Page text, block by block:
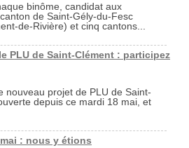
binôme, candidat aux
de Saint-Gély-du-Fesc
de-Rivière) et cinq cantons...
PLU de Saint-Clément : participez
nouveau projet de PLU de Saint-
depuis ce mardi 18 mai, et
: nous y étions